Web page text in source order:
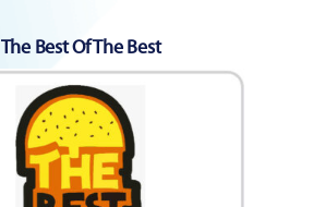
The Best Of The Best